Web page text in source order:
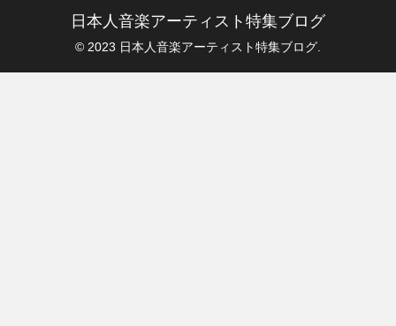
日本人音楽アーティスト特集ブログ
© 2023 日本人音楽アーティスト特集ブログ.